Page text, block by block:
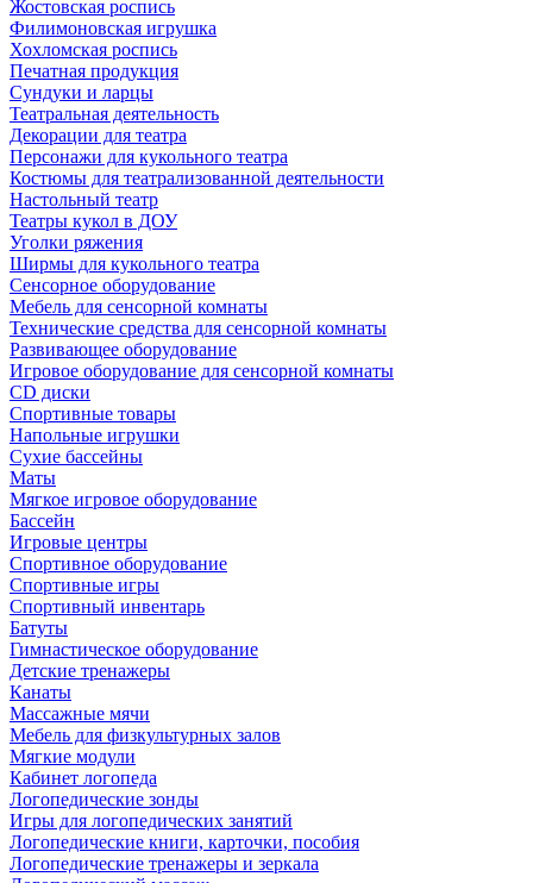
Жостовская роспись
Филимоновская игрушка
Хохломская роспись
Печатная продукция
Сундуки и ларцы
Театральная деятельность
Декорации для театра
Персонажи для кукольного театра
Костюмы для театрализованной деятельности
Настольный театр
Театры кукол в ДОУ
Уголки ряжения
Ширмы для кукольного театра
Сенсорное оборудование
Мебель для сенсорной комнаты
Технические средства для сенсорной комнаты
Развивающее оборудование
Игровое оборудование для сенсорной комнаты
CD диски
Спортивные товары
Напольные игрушки
Сухие бассейны
Маты
Мягкое игровое оборудование
Бассейн
Игровые центры
Спортивное оборудование
Спортивные игры
Спортивный инвентарь
Батуты
Гимнастическое оборудование
Детские тренажеры
Канаты
Массажные мячи
Мебель для физкультурных залов
Мягкие модули
Кабинет логопеда
Логопедические зонды
Игры для логопедических занятий
Логопедические книги, карточки, пособия
Логопедические тренажеры и зеркала